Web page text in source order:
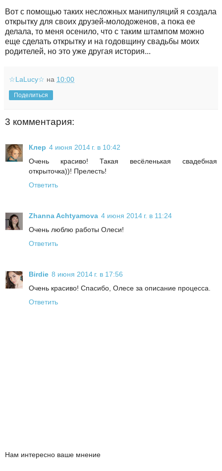
Вот с помощью таких несложных манипуляций я создала
открытку для своих друзей-молодоженов, а пока ее
делала, то меня осенило, что с таким штампом можно
еще сделать открытку и на годовщину свадьбы моих
родителей, но это уже другая история...
☆LaLucy☆ на 10:00
Поделиться
3 комментария:
Клер 4 июня 2014 г. в 10:42
Очень красиво! Такая весёленькая свадебная
открыточка))! Прелесть!
Ответить
Zhanna Achtyamova 4 июня 2014 г. в 11:24
Очень люблю работы Олеси!
Ответить
Birdie 8 июня 2014 г. в 17:56
Очень красиво! Спасибо, Олесе за описание процесса.
Ответить
Нам интересно ваше мнение